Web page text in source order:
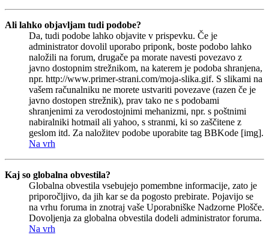
Ali lahko objavljam tudi podobe?
Da, tudi podobe lahko objavite v prispevku. Če je
administrator dovolil uporabo priponk, boste podobo lahko
naložili na forum, drugače pa morate navesti povezavo z
javno dostopnim strežnikom, na katerem je podoba shranjena,
npr. http://www.primer-strani.com/moja-slika.gif. S slikami na
vašem računalniku ne morete ustvariti povezave (razen če je
javno dostopen strežnik), prav tako ne s podobami
shranjenimi za verodostojnimi mehanizmi, npr. s poštnimi
nabiralniki hotmail ali yahoo, s stranmi, ki so zaščitene z
geslom itd. Za naložitev podobe uporabite tag BBKode [img].
Na vrh
Kaj so globalna obvestila?
Globalna obvestila vsebujejo pomembne informacije, zato je
priporočljivo, da jih kar se da pogosto prebirate. Pojavijo se
na vrhu foruma in znotraj vaše Uporabniške Nadzorne Plošče.
Dovoljenja za globalna obvestila dodeli administrator foruma.
Na vrh